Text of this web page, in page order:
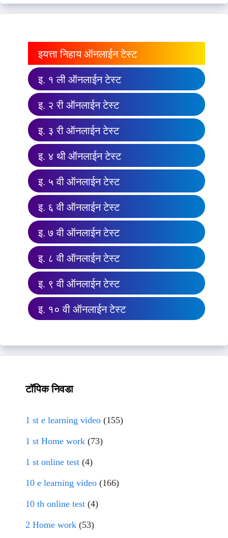
इयत्ता निहाय ऑनलाईन टेस्ट
इ. १ ली ऑनलाईन टेस्ट
इ. २ री ऑनलाईन टेस्ट
इ. ३ री ऑनलाईन टेस्ट
इ. ४ थी ऑनलाईन टेस्ट
इ. ५ वी ऑनलाईन टेस्ट
इ. ६ वी ऑनलाईन टेस्ट
इ. ७ वी ऑनलाईन टेस्ट
इ. ८ वी ऑनलाईन टेस्ट
इ. ९ वी ऑनलाईन टेस्ट
इ. १० वी ऑनलाईन टेस्ट
टॉपिक निवडा
1 st e learning video (155)
1 st Home work (73)
1 st online test (4)
10 e learning video (166)
10 th online test (4)
2 Home work (53)